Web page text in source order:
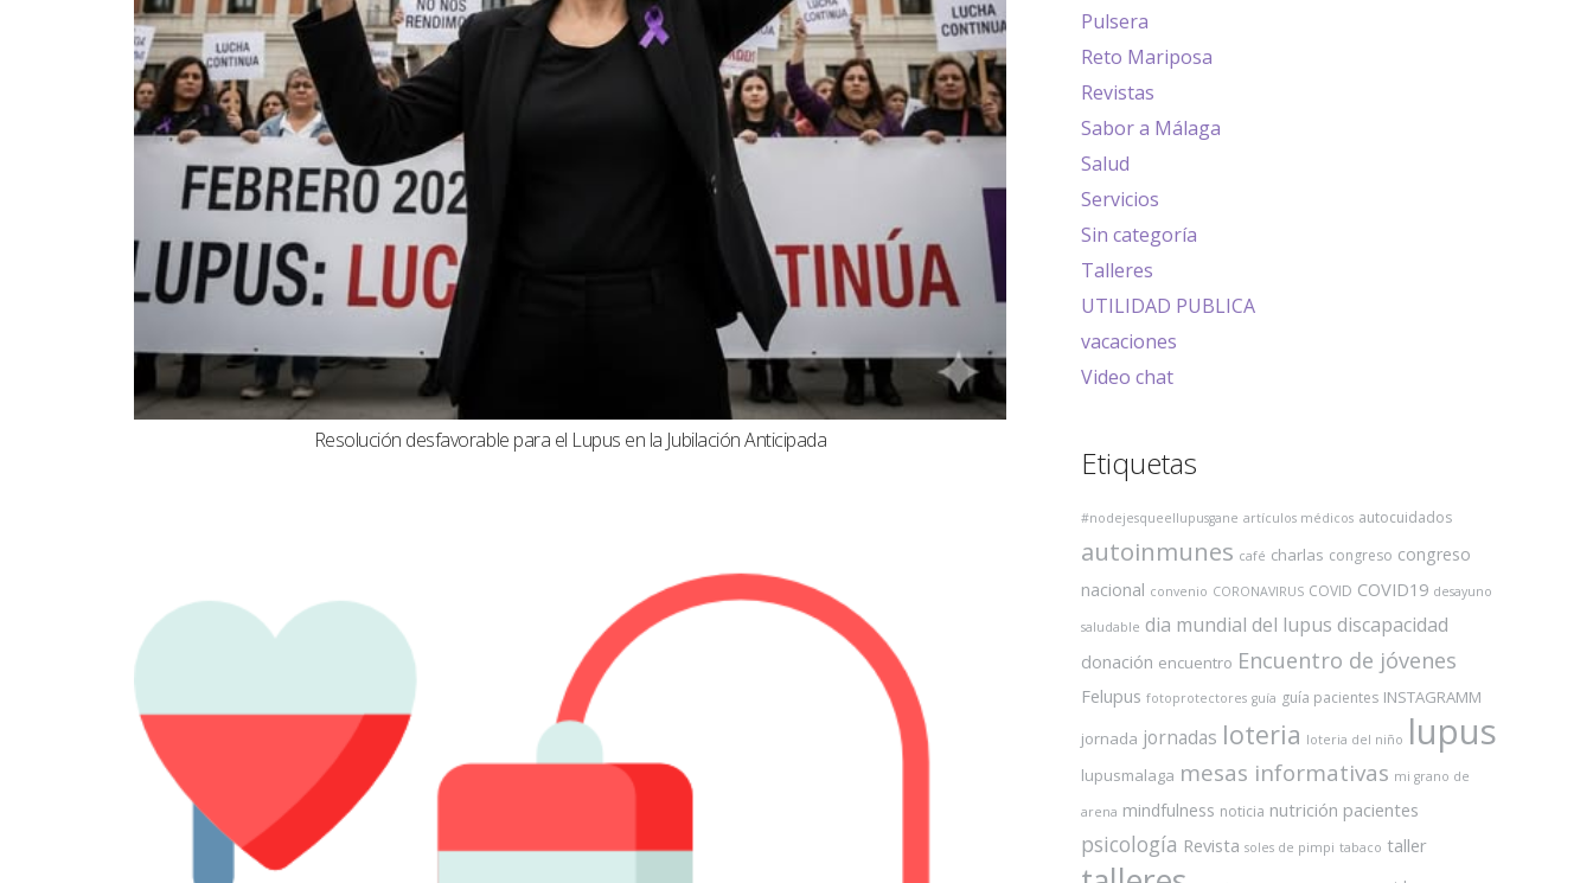
Resolución desfavorable para el Lupus en la Jubilación Anticipada
Pulsera
Reto Mariposa
Revistas
Sabor a Málaga
Salud
Servicios
Sin categoría
Talleres
UTILIDAD PUBLICA
vacaciones
Video chat
Etiquetas
#nodejesqueellupusgane artículos médicos autocuidados
autoinmunes café charlas congreso congreso
nacional convenio CORONAVIRUS COVID COVID19 desayuno
saludable dia mundial del lupus discapacidad
donación encuentro Encuentro de jóvenes
Felupus fotoprotectores guía guía pacientes INSTAGRAMM
jornada jornadas loteria loteria del niño lupus
lupusmalaga mesas informativas mi grano de
arena mindfulness noticia nutrición pacientes
psicología Revista soles de pimpi tabaco taller